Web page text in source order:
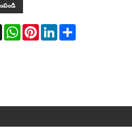
WhatsAppPinterestLinkedIn